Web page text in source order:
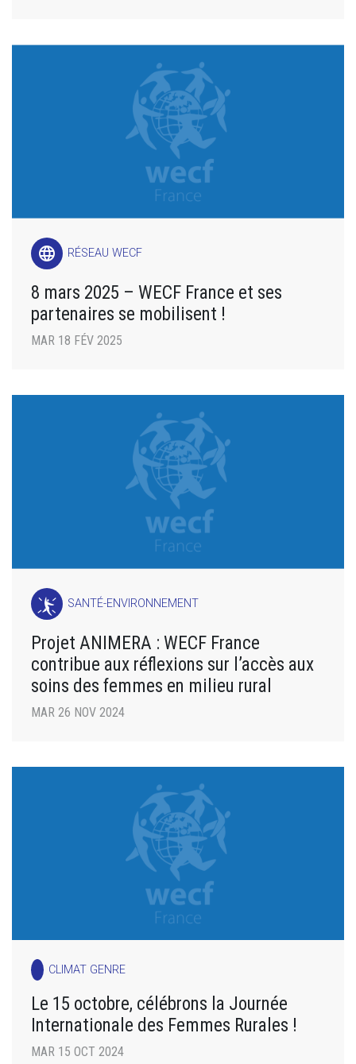
language RÉSEAU WECF
8 mars 2025 – WECF France et ses
partenaires se mobilisent !
MAR 18 FÉV 2025
SANTÉ-ENVIRONNEMENT
Projet ANIMERA : WECF France
contribue aux réflexions sur l’accès aux
soins des femmes en milieu rural
MAR 26 NOV 2024
CLIMAT GENRE
Le 15 octobre, célébrons la Journée
Internationale des Femmes Rurales !
MAR 15 OCT 2024